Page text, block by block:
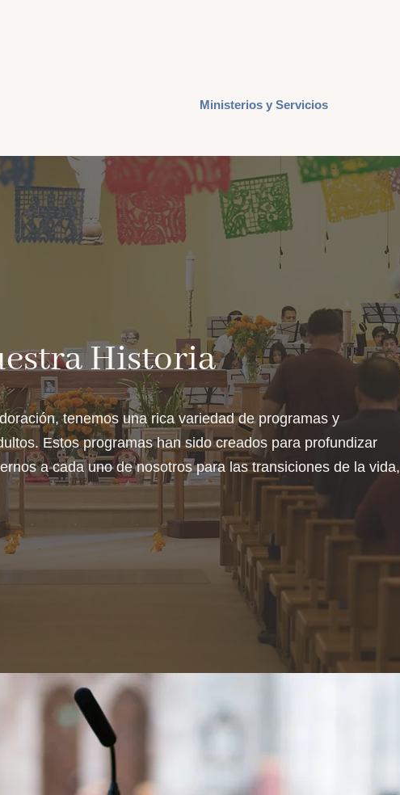
Ministerios y Servicios
Historia
tenemos una rica variedad de programas y
Estos programas han sido creados para profundizar
a cada uno de nosotros para las transiciones de la vida,